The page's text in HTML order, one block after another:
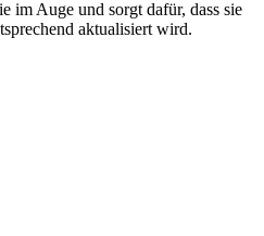
im Auge und sorgt dafür, dass sie
aktualisiert wird.